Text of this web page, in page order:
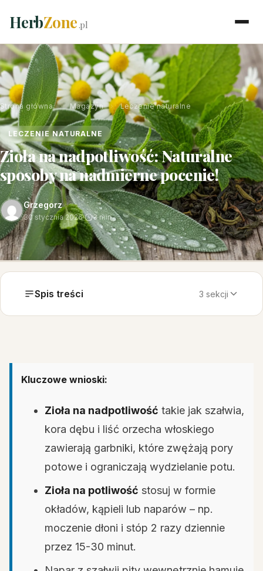
HerbZone.pl
Strona główna › Magazyn › Leczenie naturalne
LECZENIE NATURALNE
Zioła na nadpotliwość: Naturalne
sposoby na nadmierne pocenie!
Grzegorz
30 stycznia 2026· 3 min
Spis treści 3 sekcji
Kluczowe wnioski:
Zioła na nadpotliwość takie jak szałwia,
kora dębu i liść orzecha włoskiego
zawierają garbniki, które zwężają pory
potowe i ograniczają wydzielanie potu.
Zioła na potliwość stosuj w formie
okładów, kąpieli lub naparów – np.
moczenie dłoni i stóp 2 razy dziennie
przez 15-30 minut.